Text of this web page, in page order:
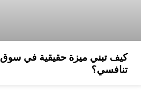
كيف تبني ميزة حقيقية في سوق
تنافسي؟